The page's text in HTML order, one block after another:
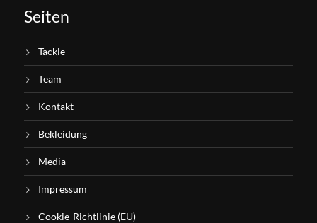
Seiten
Tackle
Team
Kontakt
Bekleidung
Media
Impressum
Cookie-Richtlinie (EU)